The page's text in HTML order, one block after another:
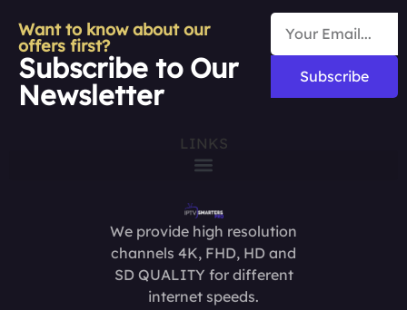
Want to know about our
offers first?
Subscribe to Our
Newsletter
Subscribe
LINKS
We provide high resolution
channels 4K, FHD, HD and
SD QUALITY for different
internet speeds.